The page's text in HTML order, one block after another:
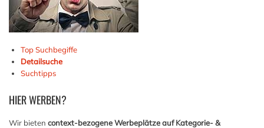
Top Suchbegiffe
Detailsuche
Suchtipps
HIERWERBEN?
Wir bieten context-bezogene Werbeplätze auf Kategorie- &